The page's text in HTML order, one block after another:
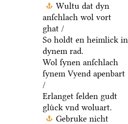
Wultu dat dyn
anſchlach wol vort
ghat /
So holdt en heimlick in
dynem rad.
Wol ſynen anſchlach
ſynem Vyend apenbart
/
Erlanget ſelden gudt
gluͤck vnd woluart.
Gebruke nicht